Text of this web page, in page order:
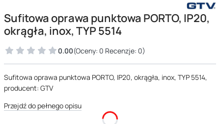
Sufitowa oprawa punktowa PORTO, IP20,
okrągła, inox, TYP 5514
0.00(Oceny: 0 Recenzje: 0)
Sufitowa oprawa punktowa PORTO, IP20, okrągła, inox, TYP 5514,
producent: GTV
Przejdź do pełnego opisu